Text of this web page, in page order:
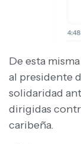
De esta
al presidente
solidaridad
dirigidas
caribeña.